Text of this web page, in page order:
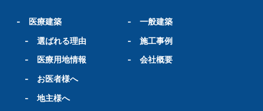
- 医療建築
- 選ばれる理由
- 医療用地情報
- お医者様へ
- 地主様へ
-一般建築
-施工事例
-会社概要